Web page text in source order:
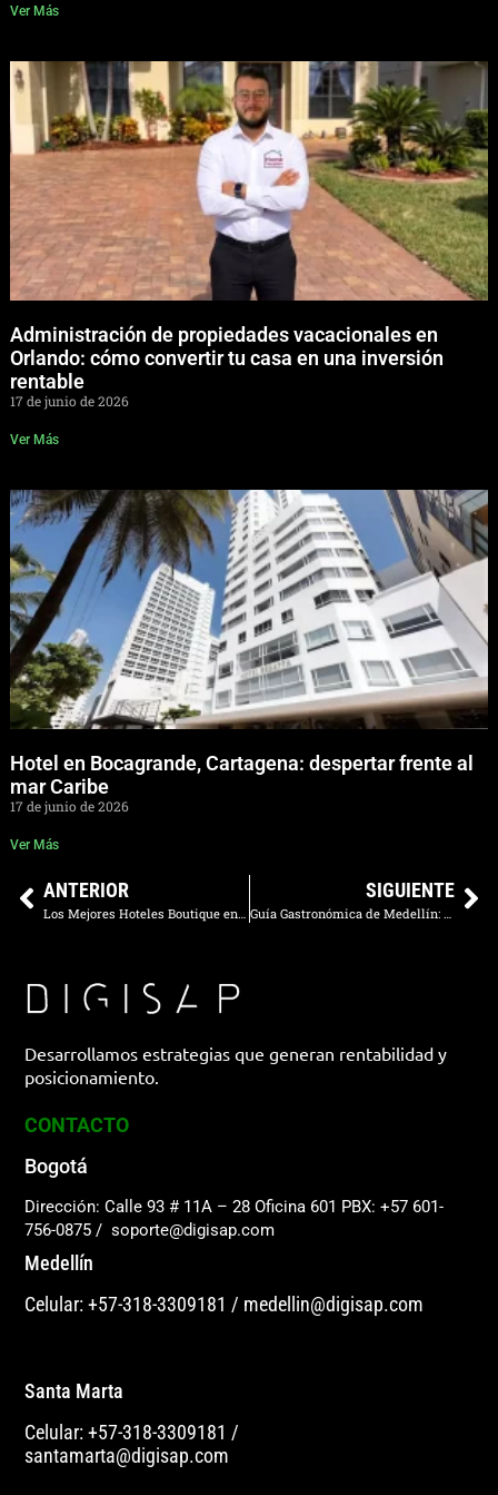
Ver Más
Administración de propiedades vacacionales en
Orlando: cómo convertir tu casa en una inversión
rentable
17 de junio de 2026
Ver Más
Hotel en Bocagrande, Cartagena: despertar frente al
mar Caribe
17 de junio de 2026
Ver Más
ANTERIOR
Los Mejores Hoteles Boutique en Provenza, Medellín: Una Experiencia de Lujo y Encanto en la Ciudad de la Eterna Primavera
SIGUIENTE
Guía Gastronómica de Medellín: Descubre los Mejores Restaurantes
Desarrollamos estrategias que generan rentabilidad y
posicionamiento.
CONTACTO
Bogotá
Dirección: Calle 93 # 11A – 28 Oficina 601 PBX: +57 601-
756-0875 / soporte@digisap.com
Medellín
Celular: +57-318-3309181 / medellin@digisap.com
Santa Marta
Celular: +57-318-3309181 /
santamarta@digisap.com